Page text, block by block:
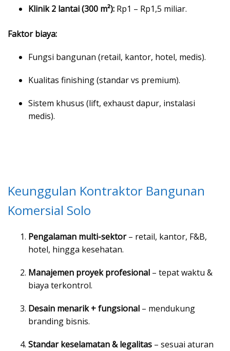
Klinik 2 lantai (300 m²): Rp1 – Rp1,5 miliar.
Faktor biaya:
Fungsi bangunan (retail, kantor, hotel, medis).
Kualitas finishing (standar vs premium).
Sistem khusus (lift, exhaust dapur, instalasi
medis).
Keunggulan Kontraktor Bangunan
Komersial Solo
Pengalaman multi-sektor– retail, kantor, F&B,
hotel, hingga kesehatan.
Manajemen proyek profesional – tepat waktu &
biaya terkontrol.
Desain menarik + fungsional – mendukung
branding bisnis.
Standar keselamatan & legalitas – sesuai aturan